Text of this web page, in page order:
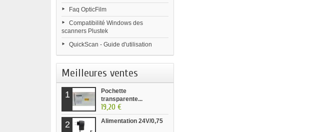
Faq OpticFilm
Compatibilité Windows des
scanners Plustek
QuickScan - Guide d'utilisation
Meilleures ventes
1
Pochette
transparente...
19,20 €
2 Alimentation 24V/0,75